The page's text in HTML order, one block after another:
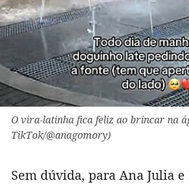
O vira-latinha fica feliz ao brincar na
TikTok/@anagomory)
Sem dúvida, para Ana Julia e